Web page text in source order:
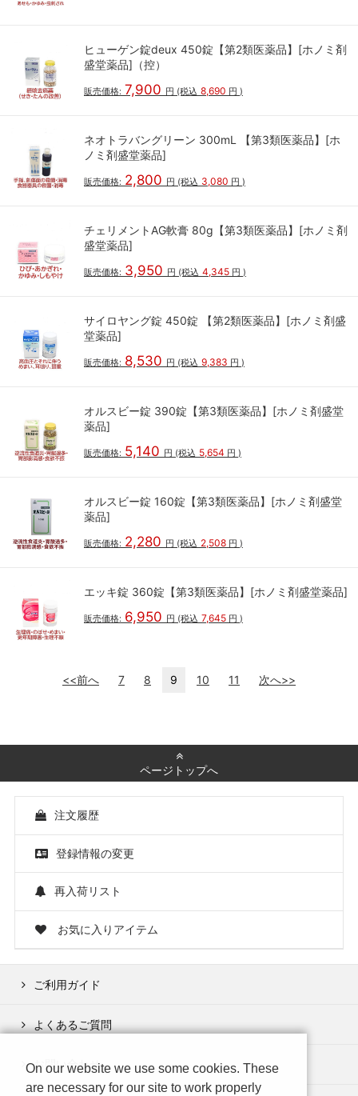
ヒューゲン錠deux 450錠【第2類医薬品】[ホノミ剤
盛堂薬品]（控）
販売価格: 7,900 円 (税込 8,690 円 )
ネオトラバングリーン 300mL 【第3類医薬品】[ホ
ノミ剤盛堂薬品]
販売価格: 2,800 円 (税込 3,080 円 )
チェリメントAG軟膏 80g【第3類医薬品】[ホノミ剤
盛堂薬品]
販売価格: 3,950 円 (税込 4,345 円 )
サイロヤング錠 450錠 【第2類医薬品】[ホノミ剤盛
堂薬品]
販売価格: 8,530 円 (税込 9,383 円 )
オルスビー錠 390錠【第3類医薬品】[ホノミ剤盛堂
薬品]
販売価格: 5,140 円 (税込 5,654 円 )
オルスビー錠 160錠【第3類医薬品】[ホノミ剤盛堂
薬品]
販売価格: 2,280 円 (税込 2,508 円 )
エッキ錠 360錠【第3類医薬品】[ホノミ剤盛堂薬品]
販売価格: 6,950 円 (税込 7,645 円 )
<<前へ 7 8 9 10 11 次へ>>
ページトップへ
注文履歴
登録情報の変更
再入荷リスト
お気に入りアイテム
ご利用ガイド
よくあるご質問
お問い合わせ
On our website we use some cookies. These
are necessary for our site to work properly